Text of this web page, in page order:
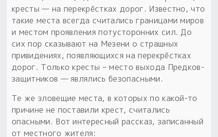
кресты — на перекрёстках дорог. Известно, что
такие места всегда считались границами миров
и местом проявления потусторонних сил. До
сих пор сказывают на Мезени о страшных
привидениях, появляющихся на перекрёстках
дорог. Только кресты – место выхода Предков-
защитников — являлись безопасными.
Те же зловещие места, в которых по какой-то
причине не поставили крест, считались
опасными. Вот интересный рассказ, записанный
от местного жителя: